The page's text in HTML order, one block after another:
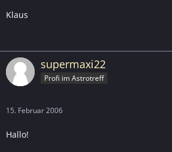
Klaus
supermaxi22
Profi im Astrotreff
15. Februar 2006
Hallo!